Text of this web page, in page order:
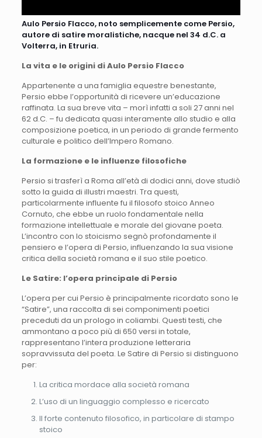
Aulo Persio Flacco, noto semplicemente come Persio,
autore di satire moralistiche, nacque nel 34 d.C. a
Volterra, in Etruria.
La vita e le origini di Aulo Persio Flacco
Appartenente a una famiglia equestre benestante,
Persio ebbe l’opportunità di ricevere un’educazione
raffinata. La sua breve vita – morì infatti a soli 27 anni nel
62 d.C. – fu dedicata quasi interamente allo studio e alla
composizione poetica, in un periodo di grande fermento
culturale e politico dell’Impero Romano.
La formazione e le influenze filosofiche
Persio si trasferì a Roma all’età di dodici anni, dove studiò
sotto la guida di illustri maestri. Tra questi,
particolarmente influente fu il filosofo stoico Anneo
Cornuto, che ebbe un ruolo fondamentale nella
formazione intellettuale e morale del giovane poeta.
L’incontro con lo stoicismo segnò profondamente il
pensiero e l’opera di Persio, influenzando la sua visione
critica della società romana e il suo stile poetico.
Le Satire: l’opera principale di Persio
L’opera per cui Persio è principalmente ricordato sono le
“Satire”, una raccolta di sei componimenti poetici
preceduti da un prologo in coliambi. Questi testi, che
ammontano a poco più di 650 versi in totale,
rappresentano l’intera produzione letteraria
sopravvissuta del poeta. Le Satire di Persio si distinguono
per:
La critica mordace alla società romana
L’uso di un linguaggio complesso e ricercato
Il forte contenuto filosofico, in particolare di stampo
stoico